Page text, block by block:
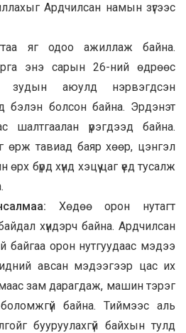
Ардчилсан намын зүгээс
яг одоо ажиллаж байна.
энэ сарын 26-ний өдрөөс
аюулд нэрвэгдсэн
бэлэн болсон байна. Эрдэнэт
шалтгаалан үрэгдээд байна.
өрж тавиад баяр хөөр, цэнгэл
бүрд хүнд хэцүү цаг үед тусалж
: Хөдөө орон нутагт
хүндэрч байна. Ардчилсан
байгаа орон нутгуудаас мэдээ
авсан мэдээгээр цас их
зам дарагдаж, машин тэрэг
байна. Тиймээс аль
бууруулахгүй байхын тулд